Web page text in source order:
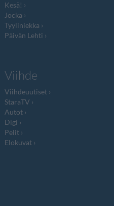
Kesä!
Jocka
Tyyliniekka
Päivän Lehti
Viihde
Viihdeuutiset
StaraTV
Autot
Digi
Pelit
Elokuvat